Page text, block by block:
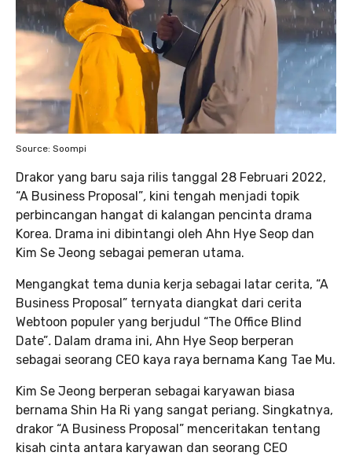
Source: Soompi
Drakor yang baru saja rilis tanggal 28 Februari 2022,
“A Business Proposal”, kini tengah menjadi topik
perbincangan hangat di kalangan pencinta drama
Korea. Drama ini dibintangi oleh Ahn Hye Seop dan
Kim Se Jeong sebagai pemeran utama.
Mengangkat tema dunia kerja sebagai latar cerita, “A
Business Proposal” ternyata diangkat dari cerita
Webtoon populer yang berjudul “The Office Blind
Date”. Dalam drama ini, Ahn Hye Seop berperan
sebagai seorang CEO kaya raya bernama Kang Tae Mu.
Kim Se Jeong berperan sebagai karyawan biasa
bernama Shin Ha Ri yang sangat periang. Singkatnya,
drakor “A Business Proposal” menceritakan tentang
kisah cinta antara karyawan dan seorang CEO